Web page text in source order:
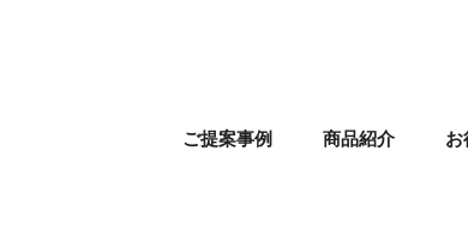
ご提案事例 商品紹介 お